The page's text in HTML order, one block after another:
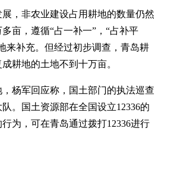
，非农业建设占用耕地的数量仍然
亩，遵循“占一补一”，“占补平
来补充。但经过初步调查，青岛耕
耕地的土地不到十万亩。
杨军回应称，国土部门的执法巡查
。国土资源部在全国设立12336的
为，可在青岛通过拨打12336进行